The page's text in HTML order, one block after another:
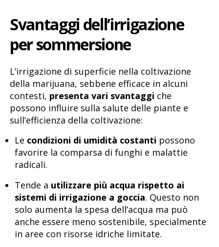
Svantaggi dell’irrigazione
per sommersione
L’irrigazione di superficie nella coltivazione
della marijuana, sebbene efficace in alcuni
contesti, presenta vari svantaggi che
possono influire sulla salute delle piante e
sull’efficienza della coltivazione:
Le condizioni di umidità costanti possono
favorire la comparsa di funghi e malattie
radicali.
Tende a utilizzare più acqua rispetto ai
sistemi di irrigazione a goccia. Questo non
solo aumenta la spesa dell’acqua ma può
anche essere meno sostenibile, specialmente
in aree con risorse idriche limitate.